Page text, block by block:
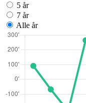
5 år
7 år
Alle år